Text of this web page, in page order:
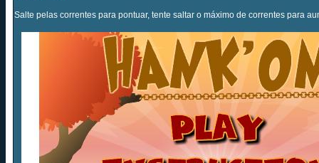
Salte pelas correntes para pontuar, tente saltar o máximo de correntes para